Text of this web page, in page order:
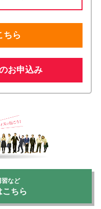
ちら
お申込み
習など
こちら